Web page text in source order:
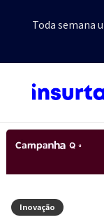
Toda semana
Inovação